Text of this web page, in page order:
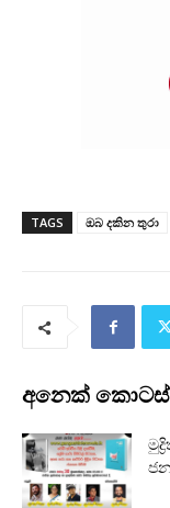
TAGS ඔබ දකින තුරා
අනෙක් කොටස්